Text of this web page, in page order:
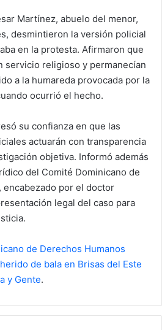
Martínez, abuelo del menor,
desmintieron la versión policial
en la protesta. Afirmaron que
servicio religioso y permanecían
a la humareda provocada por la
ocurrió el hecho.
su confianza en que las
actuarán con transparencia
objetiva. Informó además
del Comité Dominicano de
encabezado por el doctor
legal del caso para
de Derechos Humanos
de bala en Brisas del Este
y Gente.